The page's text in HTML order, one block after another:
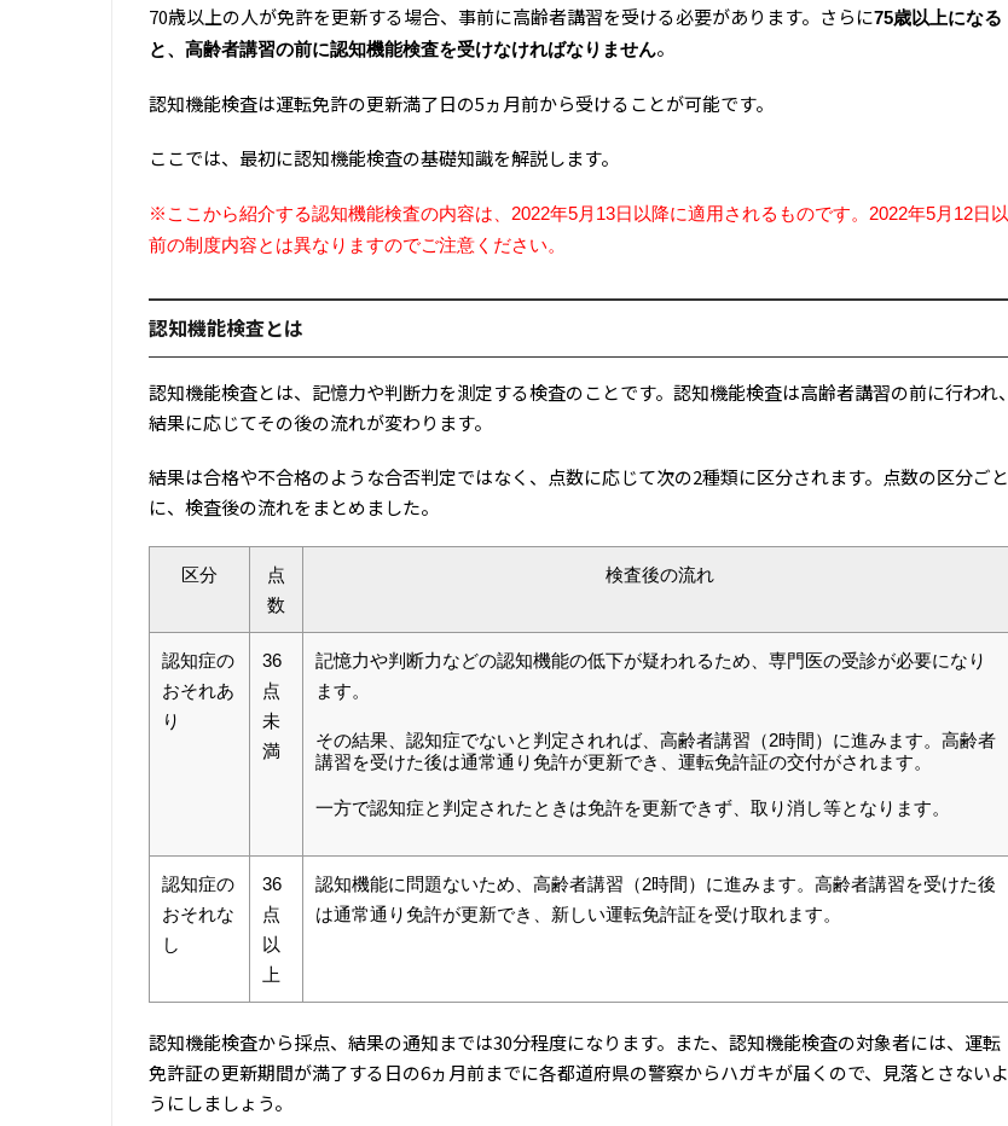
70歳以上の人が免許を更新する場合、事前に高齢者講習を受ける必要があります。さらに75歳以上になる
と、高齢者講習の前に認知機能検査を受けなければなりません。
認知機能検査は運転免許の更新満了日の5ヵ月前から受けることが可能です。
ここでは、最初に認知機能検査の基礎知識を解説します。
※ここから紹介する認知機能検査の内容は、2022年5月13日以降に適用されるものです。2022年5月12日以
前の制度内容とは異なりますのでご注意ください。
認知機能検査とは
認知機能検査とは、記憶力や判断力を測定する検査のことです。認知機能検査は高齢者講習の前に行われ、
結果に応じてその後の流れが変わります。
結果は合格や不合格のような合否判定ではなく、点数に応じて次の2種類に区分されます。点数の区分ごと
に、検査後の流れをまとめました。
区分
点
数
検査後の流れ
認知症の
おそれあ
り
36
点
未
満
記憶力や判断力などの認知機能の低下が疑われるため、専門医の受診が必要になり
ます。
その結果、認知症でないと判定されれば、高齢者講習（2時間）に進みます。高齢者
講習を受けた後は通常通り免許が更新でき、運転免許証の交付がされます。
一方で認知症と判定されたときは免許を更新できず、取り消し等となります。
認知症の
おそれな
し
36
点
以
上
認知機能に問題ないため、高齢者講習（2時間）に進みます。高齢者講習を受けた後
は通常通り免許が更新でき、新しい運転免許証を受け取れます。
認知機能検査から採点、結果の通知までは30分程度になります。また、認知機能検査の対象者には、運転
免許証の更新期間が満了する日の6ヵ月前までに各都道府県の警察からハガキが届くので、見落とさないよ
うにしましょう。